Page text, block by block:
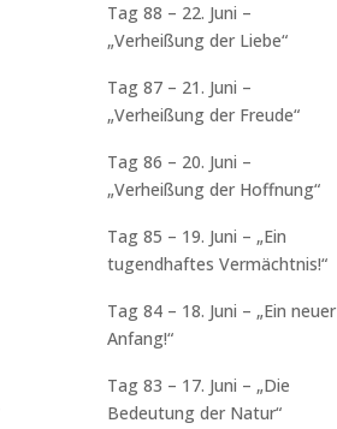
Tag 88 – 22. Juni –
„Verheißung der Liebe“
Tag 87 – 21. Juni –
„Verheißung der Freude“
Tag 86 – 20. Juni –
„Verheißung der Hoffnung“
Tag 85 – 19. Juni – „Ein
tugendhaftes Vermächtnis!“
Tag 84 – 18. Juni – „Ein neuer
Anfang!“
Tag 83 – 17. Juni – „Die
Bedeutung der Natur“